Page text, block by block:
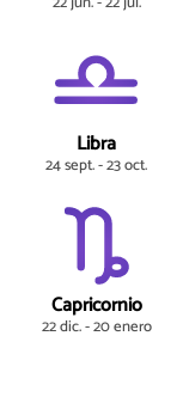
Libra
24 sept. - 23 oct.
Capricornio
22 dic. - 20 enero